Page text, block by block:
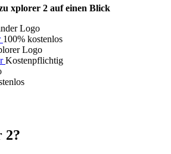
xplorer 2 auf einen Blick
100% kostenlos
Kostenpflichtig
2?